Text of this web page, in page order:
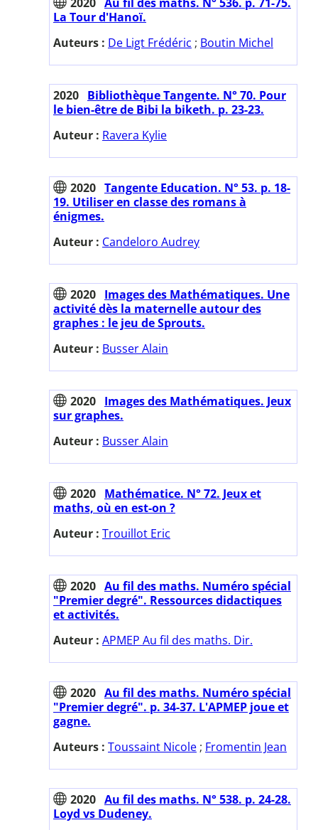
La Tour d'Hanoï.
Auteurs : De Ligt Frédéric ; Boutin Michel
2020 Bibliothèque Tangente. N° 70. Pour
le bien-être de Bibi la biketh. p. 23-23.
Auteur : Ravera Kylie
2020 Tangente Education. N° 53. p. 18-
19. Utiliser en classe des romans à
énigmes.
Auteur : Candeloro Audrey
2020 Images des Mathématiques. Une
activité dès la maternelle autour des
graphes : le jeu de Sprouts.
Auteur : Busser Alain
2020 Images des Mathématiques. Jeux
sur graphes.
Auteur : Busser Alain
2020 Mathématice. N° 72. Jeux et
maths, où en est-on ?
Auteur : Trouillot Eric
2020 Au fil des maths. Numéro spécial
"Premier degré". Ressources didactiques
et activités.
Auteur : APMEP Au fil des maths. Dir.
2020 Au fil des maths. Numéro spécial
"Premier degré". p. 34-37. L'APMEP joue et
gagne.
Auteurs : Toussaint Nicole ; Fromentin Jean
2020 Au fil des maths. N° 538. p. 24-28.
Loyd vs Dudeney.